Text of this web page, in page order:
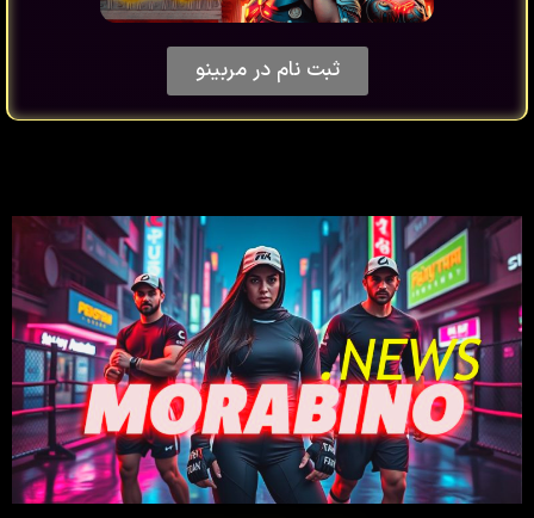
ثبت نام در مربینو